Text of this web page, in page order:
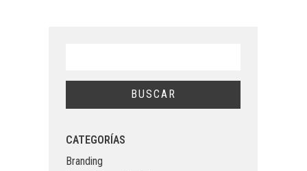
CATEGORÍAS
Branding